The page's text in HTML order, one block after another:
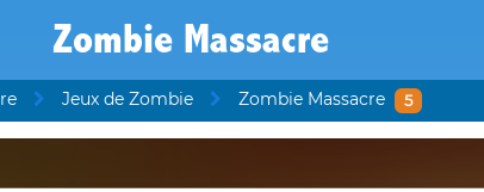
Zombie Massacre
Jeux de Zombie Zombie Massacre 5